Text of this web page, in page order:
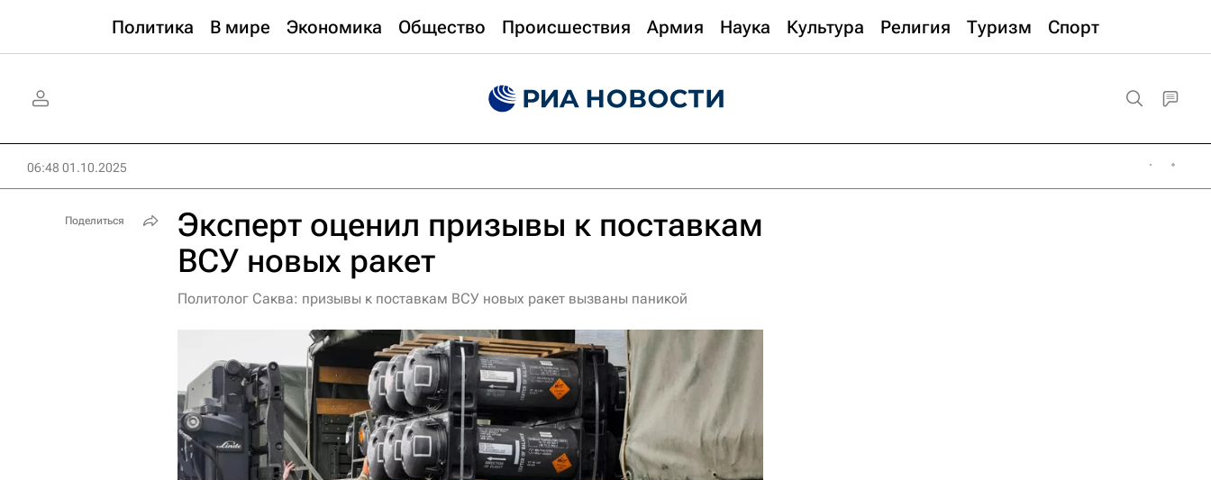
Политика В мире Экономика Общество Происшествия Армия Наука Культура Религия Туризм Спорт
06:48 01.10.2025
Эксперт оценил призывы к поставкам
ВСУ новых ракет
Политолог Саква: призывы к поставкам ВСУ новых ракет вызваны паникой
Поделиться